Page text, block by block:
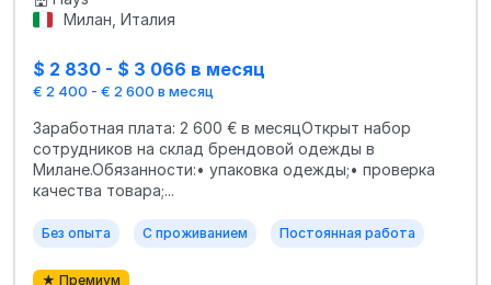
Милан, Италия
$ 2 830 - $ 3 066 в месяц
€ 2 400 - € 2 600 в месяц
Заработная плата: 2 600 € в месяцОткрыт набор
сотрудников на склад брендовой одежды в
Милане.Обязанности:• упаковка одежды;• проверка
качества товара;...
Без опыта С проживанием Постоянная работа
★ Премиум